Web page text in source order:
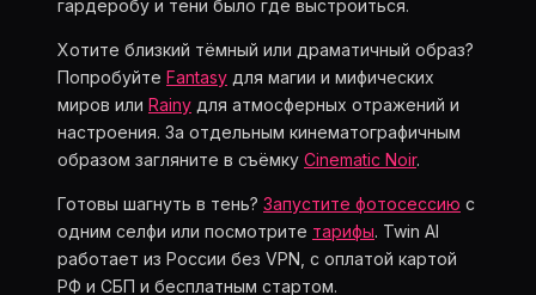
гардеробу и тени было где выстроиться.
Хотите близкий тёмный или драматичный образ?
Попробуйте Fantasy для магии и мифических
миров или Rainy для атмосферных отражений и
настроения. За отдельным кинематографичным
образом загляните в съёмку Cinematic Noir.
Готовы шагнуть в тень? Запустите фотосессию с
одним селфи или посмотрите тарифы. Twin AI
работает из России без VPN, с оплатой картой
РФ и СБП и бесплатным стартом.